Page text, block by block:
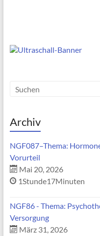
Archiv
NGF087–Thema:
Vorurteil
Mai 20, 2026
1Stunde17Minuten
NGF86 - Thema:
Versorgung
März 31, 2026